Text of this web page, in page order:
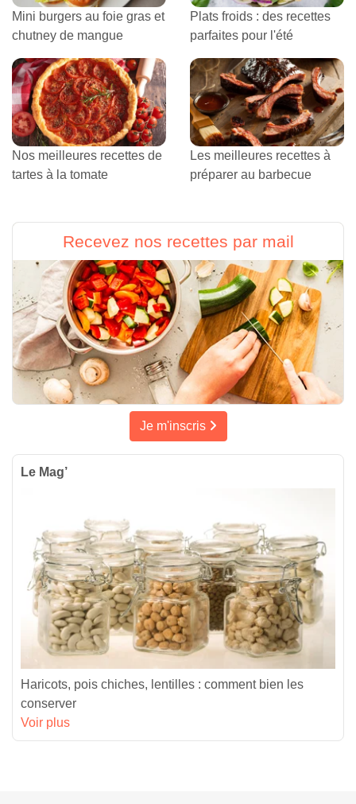
Mini burgers au foie gras et
chutney de mangue
Plats froids : des recettes
parfaites pour l'été
Nos meilleures recettes de
tartes à la tomate
Les meilleures recettes à
préparer au barbecue
Recevez nos recettes par mail
Je m'inscris
Le Mag’
Haricots, pois chiches, lentilles : comment bien les
conserver
Voir plus